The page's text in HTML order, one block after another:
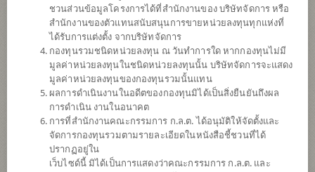
กองทุนรวมโครงสร้างพื้นฐานโทรคมนาคม
ชวนส่วนข้อมูลโครงการได้ที่สำนักงานของ บริษัทจัดการ หรือ
สำนักงานของตัวแทนสนับสนุนการขายหน่วยลงทุนทุกแห่งที่
ได้รับการแต่งตั้ง จากบริษัทจัดการ
กองทุนรวมชนิดหน่วยลงทุน ณ วันทำการใด หากกองทุนไม่มี
มูลค่าหน่วยลงทุนในชนิดหน่วยลงทุนนั้น บริษัทจัดการจะแสดง
มูลค่าหน่วยลงทุนของกองทุนรวมนั้นแทน
ผลการดำเนินงานในอดีตของกองทุนมิได้เป็นสิ่งยืนยันถึงผล
การดำเนิน งานในอนาคต
การที่สำนักงานคณะกรรมการ ก.ล.ต. ได้อนุมัติให้จัดตั้งและ
จัดการกองทุนรวมตามรายละเอียดในหนังสือชี้ชวนที่ได้
ปรากฏอยู่ใน
เว็บไซด์นี้ มิได้เป็นการแสดงว่าคณะกรรมการ ก.ล.ต. และ